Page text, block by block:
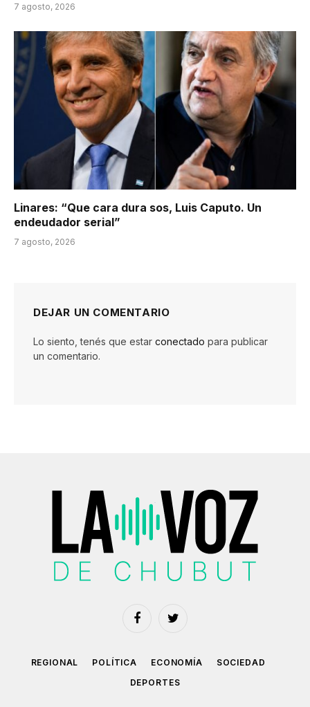
7 agosto, 2026
Linares: “Que cara dura sos, Luis Caputo. Un
endeudador serial”
7 agosto, 2026
DEJAR UN COMENTARIO
Lo siento, tenés que estar conectado para publicar
un comentario.
FacebookTwitter
REGIONAL POLÍTICA ECONOMÍA
SOCIEDAD
DEPORTES